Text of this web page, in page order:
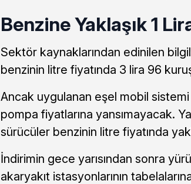
Benzine Yaklaşık 1
Sektör kaynaklarından edinilen
benzinin litre fiyatında 3 lira 96
Ancak uygulanan eşel mobil
pompa fiyatlarına yansımayacak.
sürücüler benzinin litre fiyatında
İndirimin gece yarısından sonra
akaryakıt istasyonlarının